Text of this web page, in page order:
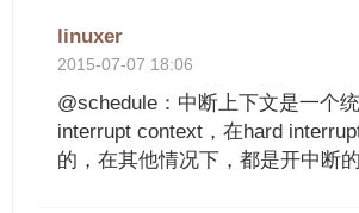
linuxer
2015-07-07 18:06
@schedule：中断上下文是一个
interrupt context，在hard
的，在其他情况下，都是开中断的